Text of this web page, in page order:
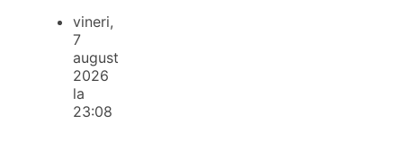
vineri,
7
august
2026
la
23:08